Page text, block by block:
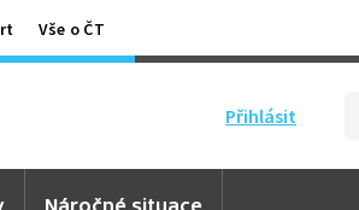
Vše o ČT
Přihlásit
Náročné situace